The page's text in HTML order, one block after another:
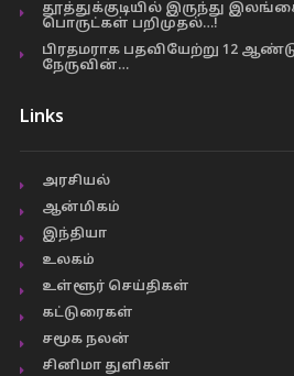
தூத்துக்குடியில் இருந்து
பொருட்கள் பறிமுதல்…!
பிரதமராக பதவியேற்று 12
நேருவின்…
Links
அரசியல்
ஆன்மிகம்
இந்தியா
உலகம்
உள்ளூர் செய்திகள்
கட்டுரைகள்
சமூக நலன்
சினிமா துளிகள்